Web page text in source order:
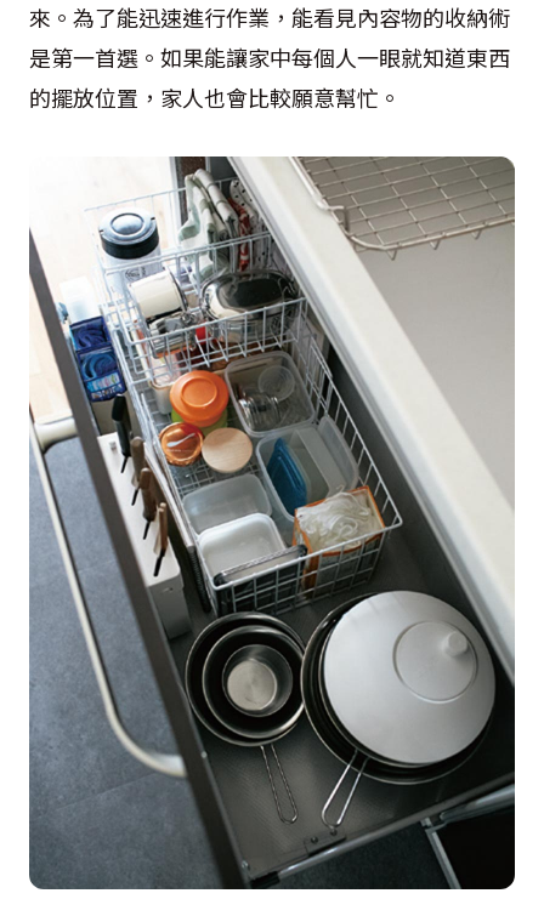
來。為了能迅速進行作業，能看見內容物的收納術
是第一首選。如果能讓家中每個人一眼就知道東西
的擺放位置，家人也會比較願意幫忙。